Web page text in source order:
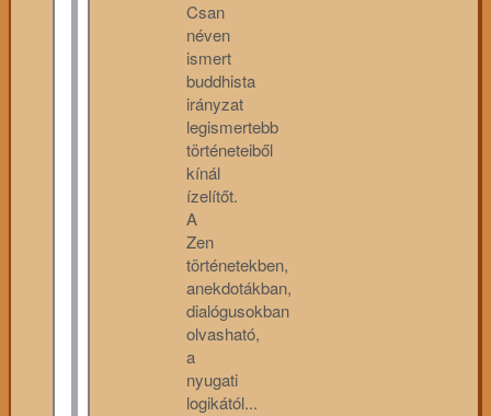
Csan
néven
ismert
buddhista
irányzat
legismertebb
történeteiből
kínál
ízelítőt.
A
Zen
történetekben,
anekdotákban,
dialógusokban
olvasható,
a
nyugati
logikától...